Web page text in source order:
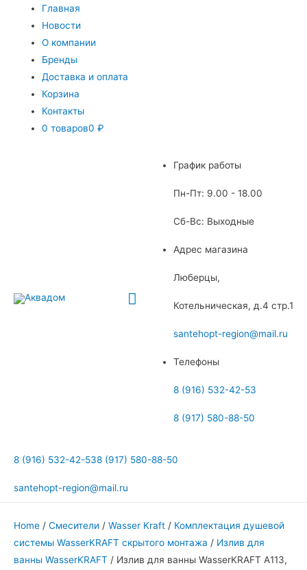
Главная
Новости
О компании
Бренды
Доставка и оплата
Корзина
Контакты
0 товаров0 ₽
Главное
График работы
Пн-Пт: 9.00 - 18.00
Сб-Вс: Выходные
Адрес магазина
Люберцы,
Котельническая, д.4 стр.1
santehopt-region@mail.ru
Телефоны
8 (916) 532-42-53
8 (917) 580-88-50
8 (916) 532-42-538 (917) 580-88-50
santehopt-region@mail.ru
Home / Смесители / Wasser Kraft / Комплектация душевой
системы WasserKRAFT скрытого монтажа / Излив для
ванны WasserKRAFT / Излив для ванны WasserKRAFT A113,